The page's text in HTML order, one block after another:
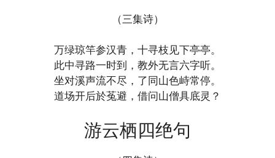
（三集诗）
万绿琼竿参汉青，十寻枝见下亭亭。
此中寻路一时到，教外无言六字听。
坐对溪声流不尽，了同山色峙常停。
道场开后於菟避，借问山僧具底灵？
游云栖四绝句